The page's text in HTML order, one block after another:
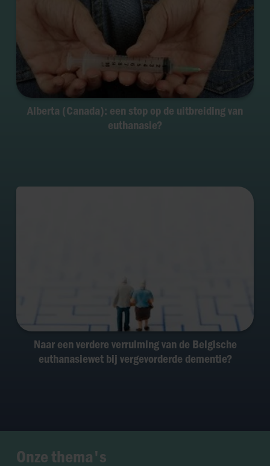
Alberta (Canada): een stop op de uitbreiding van
euthanasie?
Naar een verdere verruiming van de Belgische
euthanasiewet bij vergevorderde dementie?
Onze thema'sZwangerschap